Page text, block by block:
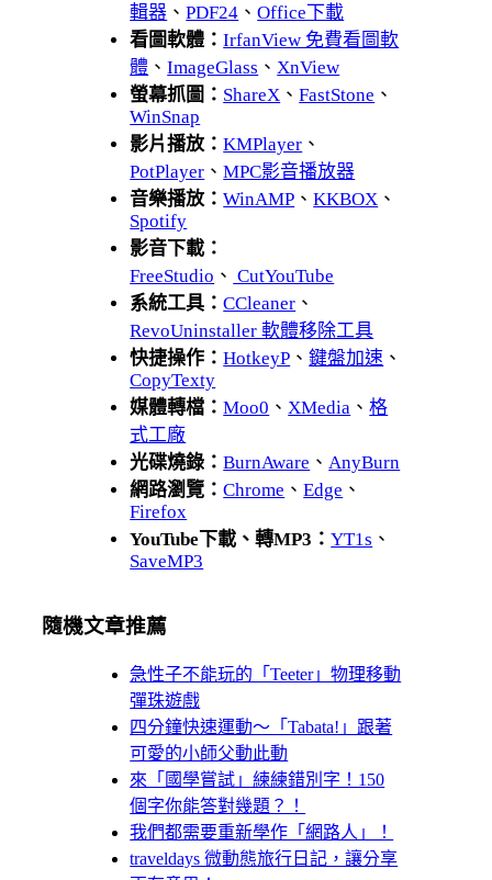
輯器 、PDF24 、Office下載
看圖軟體：IrfanView 免費看圖軟
體 、ImageGlass 、 XnView
螢幕抓圖： ShareX 、FastStone 、
WinSnap
影片播放：KMPlayer 、
PotPlayer 、MPC影音播放器
音樂播放：WinAMP 、KKBOX 、
Spotify
影音下載：
FreeStudio 、 CutYouTube
系統工具：CCleaner 、
RevoUninstaller 軟體移除工具
快捷操作：HotkeyP 、鍵盤加速 、
CopyTexty
媒體轉檔：Moo0 、 XMedia 、格
式工廠
光碟燒錄：BurnAware 、 AnyBurn
網路瀏覽：Chrome 、Edge 、
Firefox
YouTube下載、轉MP3：YT1s 、
SaveMP3
隨機文章推薦
急性子不能玩的「Teeter」物理移動
彈珠遊戲
四分鐘快速運動～「Tabata!」跟著
可愛的小師父動此動
來「國學嘗試」練練錯別字！150
個字你能答對幾題？！
我們都需要重新學作「網路人」！
traveldays 微動態旅行日記，讓分享